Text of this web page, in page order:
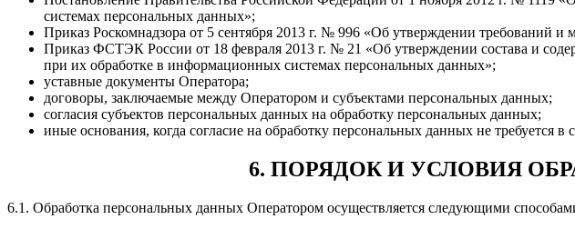
системах персональных данных»;
Приказ Роскомнадзора от 5 сентября 2013 г. № 996 «Об утверждении требований
Приказ ФСТЭК России от 18 февраля 2013 г. № 21 «Об утверждении состава и
при их обработке в информационных системах персональных данных»;
уставные документы Оператора;
договоры, заключаемые между Оператором и субъектами персональных данных;
согласия субъектов персональных данных на обработку персональных данных;
иные основания, когда согласие на обработку персональных данных не требуется в
6. ПОРЯДОК И УСЛОВИЯ
6.1. Обработка персональных данных Оператором осуществляется следующими